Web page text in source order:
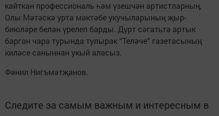
кайткан профессиональ һәм үзешчән артистларның,
Олы Мәтәскә урта мәктәбе укучыларының җыр-
биюләре белән үрелеп барды. Дүрт сәгатьтә артык
барган чара турында тулырак “Теләче” газетасының
киләсе саныннан укый аласыз.
Фәнил Нигъмәтҗанов.
Следите за самым важным и интересным в